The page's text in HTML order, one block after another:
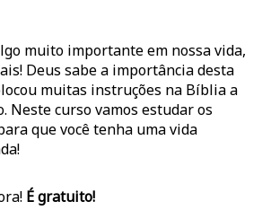
muito importante em nossa vida,
Deus sabe a importância desta
muitas instruções na Bíblia a
Neste curso vamos estudar os
que você tenha uma vida
É gratuito!